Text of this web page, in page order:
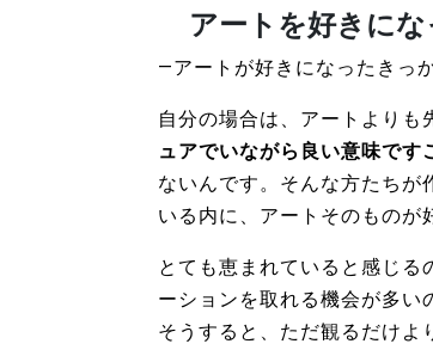
アートを好きに
―アートが好きになったきっ
自分の場合は、アートよりも
ュアでいながら良い意味です
ないんです。そんな方たち
いる内に、アートそのものが
とても恵まれていると感じ
ーションを取れる機会が多い
そうすると、ただ観るだけ